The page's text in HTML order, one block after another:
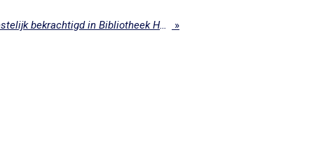
Ontwikkelplein officieel feestelijk bekrachtigd in Bibliotheek Hoogeveen »